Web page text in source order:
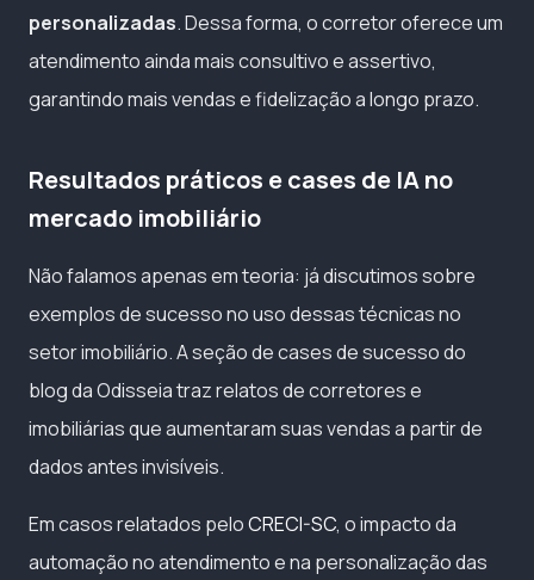
personalizadas. Dessa forma, o corretor oferece um
atendimento ainda mais consultivo e assertivo,
garantindo mais vendas e fidelização a longo prazo.
Resultados práticos e cases de IA no
mercado imobiliário
Não falamos apenas em teoria: já discutimos sobre
exemplos de sucesso no uso dessas técnicas no
setor imobiliário. A seção de cases de sucesso do
blog da Odisseia traz relatos de corretores e
imobiliárias que aumentaram suas vendas a partir de
dados antes invisíveis.
Em casos relatados peloCRECI-SC, o impacto da
automação no atendimento e na personalização das